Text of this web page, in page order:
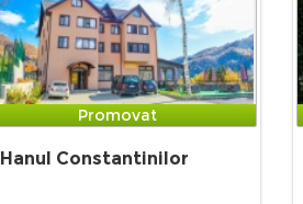
Promovat
Hanul Constantinilor